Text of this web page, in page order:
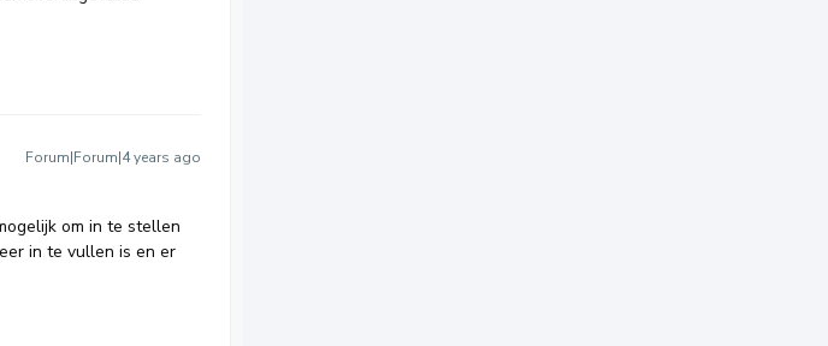
Forum|Forum|4 years ago
om in te stellen
in te vullen is en er